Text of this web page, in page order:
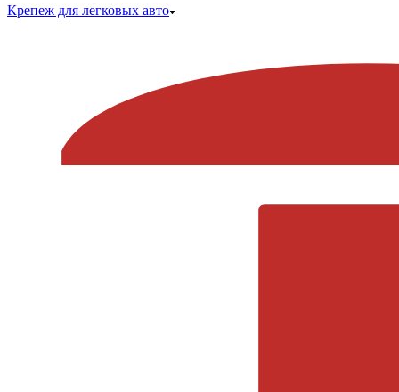
Крепеж для легковых авто